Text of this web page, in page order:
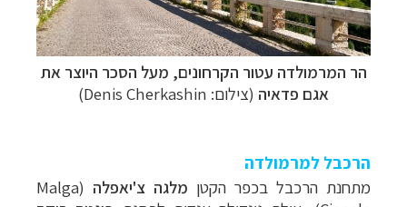
הר המרמולדה עטור הקרחונים, מעל הסכר היוצר את
אגם פדאיה (צילום: Denis Cherkashin
)
הרכבל למרמולדה
מתחנת הרכבל בכפר הקטן מלגה צ'יאפלה
(Malga